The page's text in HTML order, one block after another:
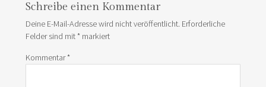
Schreibe einen Kommentar
Deine E-Mail-Adresse wird nicht veröffentlicht. Erforderliche
Felder sind mit*markiert
Kommentar*